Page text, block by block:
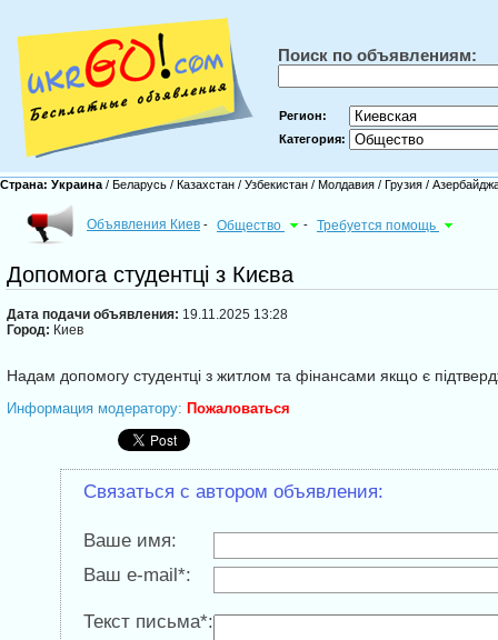
Поиск по объявлениям:
Регион:
Категория:
Страна: Украина / Беларусь / Казахстан / Узбекистан / Молдавия / Грузия /
Объявления Киев - Общество - Требуется помощь
Допомога студентці з Києва
Дата подачи объявления: 19.11.2025 13:28
Город: Киев
Надам допомогу студентці з житлом та фінансами якщо є
Информация модератору: Пожаловаться
Связаться с автором объявления:
Ваше имя:
Ваш e-mail*:
Текст письма*: